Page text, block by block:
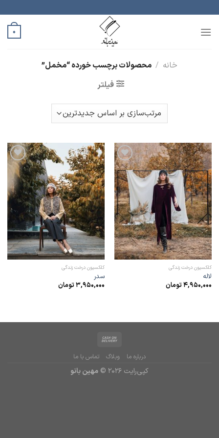
به
محتوا
0
خانه / محصولات برچسب خورده “مخمل”
فیلتر
افزودن
به
علاقه
مندی
ها
کلکسیون درخت زندگی
لاله
4,950,000تومان
افزودن
به
علاقه
مندی
ها
کلکسیون درخت زندگی
سدر
3,950,000تومان
درباره ما وبلاگ تماس با ما
کپی‌رایت 2026 © مهین بانو